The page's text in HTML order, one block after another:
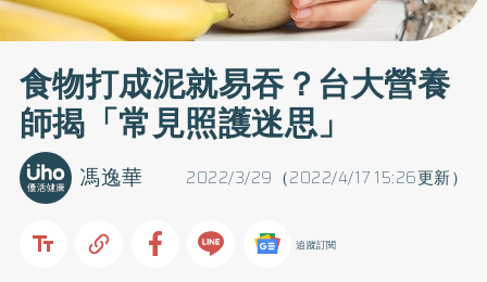
食物打成泥就易吞？台大營養
師揭「常見照護迷思」
2022/3/29（2022/4/17 15:26更新）
馮逸華
追蹤訂閱